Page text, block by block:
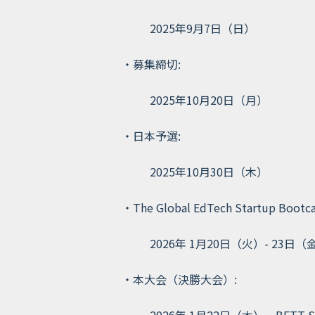
2025年9⽉7⽇（日）
・募集締切:
2025年10⽉20⽇（月）
・⽇本予選:
2025年10⽉30⽇（木）
・The Global EdTech Startup
2026年 1⽉20日（火）- 23日（
・本大会（決勝大会）: